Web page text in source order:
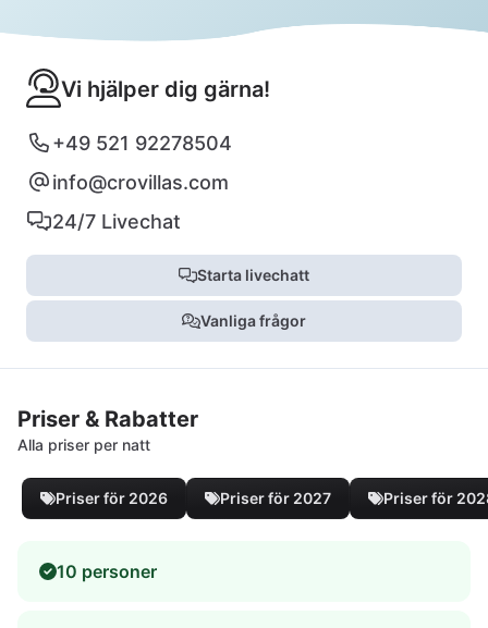
Vi hjälper dig gärna!
+49 521 92278504
info@crovillas.com
24/7 Livechat
Starta livechatt
Vanliga frågor
Priser & Rabatter
Alla priser per natt
Priser för 2026 Priser för 2027 Priser för
10 personer